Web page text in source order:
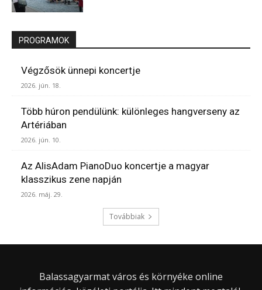
PROGRAMOK
Végzősök ünnepi koncertje
2026. jún. 18.
Több húron pendülünk: különleges hangverseny az
Artériában
2026. jún. 10.
Az AlisAdam PianoDuo koncertje a magyar
klasszikus zene napján
2026. máj. 29.
Továbbiak
Balassagyarmat város és környéke online